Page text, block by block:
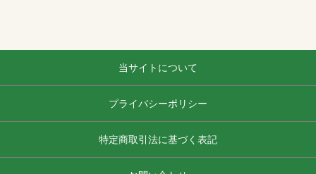
当サイトについて
プライバシーポリシー
特定商取引法に基づく表記